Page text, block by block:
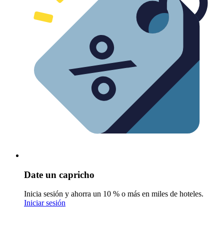
Date un capricho
Inicia sesión y ahorra un 10 % o más en miles de hoteles.
Iniciar sesión